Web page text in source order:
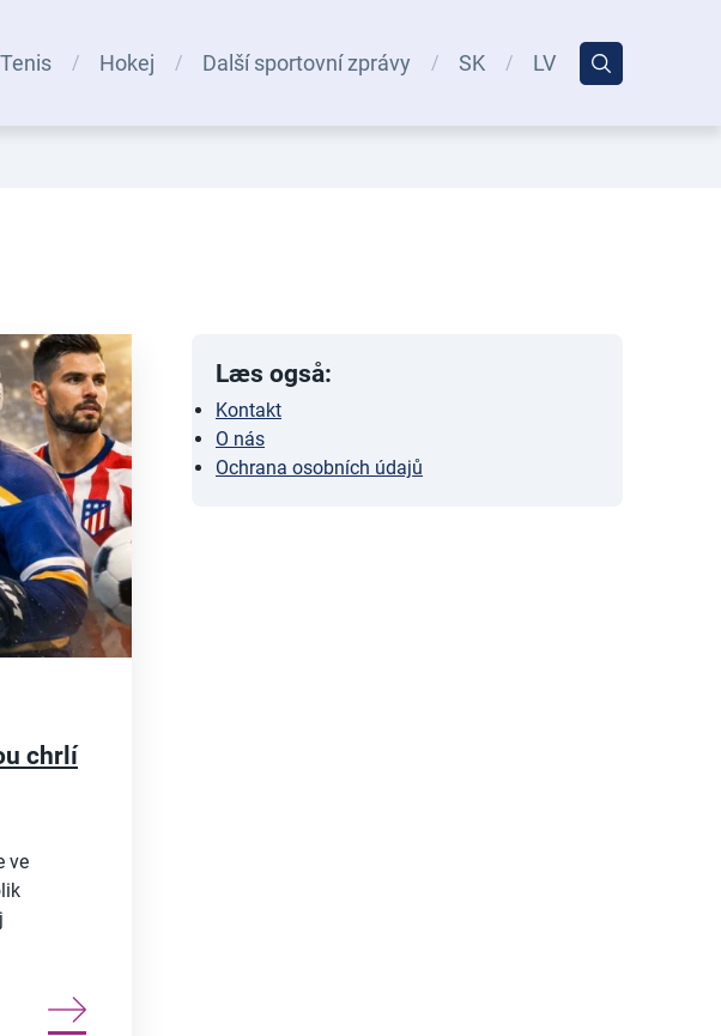
Tenis Hokej Další sportovní zprávy SK LV
chrlí
ve
Læs også:
Kontakt
O nás
Ochrana osobních údajů